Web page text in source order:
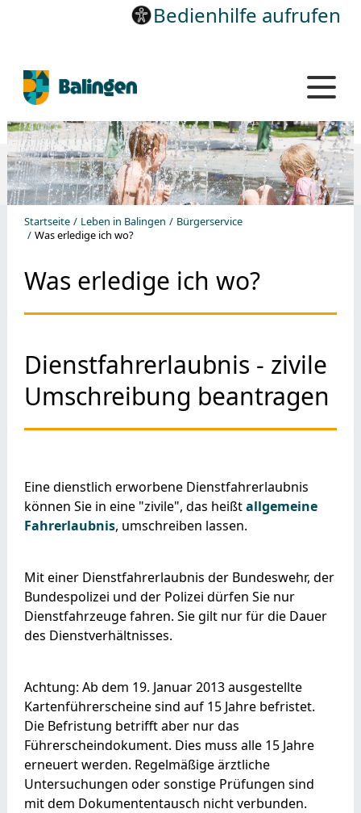
Bedienhilfe aufrufen
Startseite Leben in Balingen
Bürgerservice
Was erledige ich wo?
Was erledige ich wo?
Dienstfahrerlaubnis - zivile
Umschreibung beantragen
Eine dienstlich erworbene Dienstfahrerlaubnis
können Sie in eine "zivile", das heißtallgemeine
Fahrerlaubnis, umschreiben lassen.
Mit einer Dienstfahrerlaubnis der Bundeswehr, der
Bundespolizei und der Polizei dürfen Sie nur
Dienstfahrzeuge fahren. Sie gilt nur für die Dauer
des Dienstverhältnisses.
Achtung: Ab dem 19. Januar 2013 ausgestellte
Kartenführerscheine sind auf 15 Jahre befristet.
Die Befristung betrifft aber nur das
Führerscheindokument. Dies muss alle 15 Jahre
erneuert werden. Regelmäßige ärztliche
Untersuchungen oder sonstige Prüfungen sind
mit dem Dokumententausch nicht verbunden.